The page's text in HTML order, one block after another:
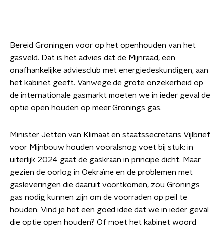
Bereid Groningen voor op het openhouden van het
gasveld. Dat is het advies dat de Mijnraad, een
onafhankelijke adviesclub met energiedeskundigen, aan
het kabinet geeft. Vanwege de grote onzekerheid op
de internationale gasmarkt moeten we in ieder geval de
optie open houden op meer Gronings gas.
Minister Jetten van Klimaat en staatssecretaris Vijlbrief
voor Mijnbouw houden vooralsnog voet bij stuk: in
uiterlijk 2024 gaat de gaskraan in principe dicht. Maar
gezien de oorlog in Oekraïne en de problemen met
gasleveringen die daaruit voortkomen, zou Gronings
gas nodig kunnen zijn om de voorraden op peil te
houden. Vind je het een goed idee dat we in ieder geval
die optie open houden? Of moet het kabinet woord